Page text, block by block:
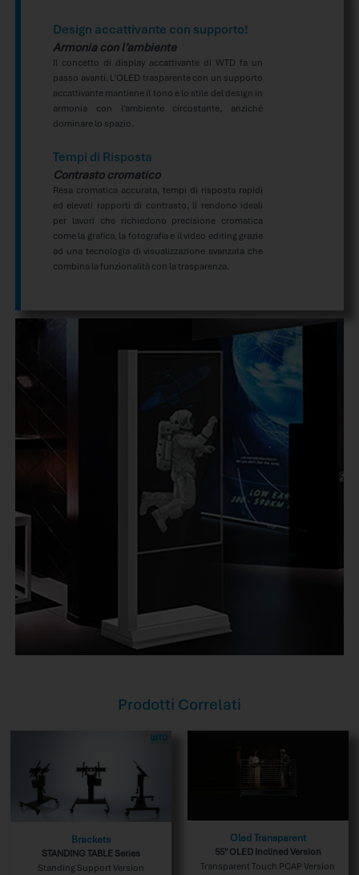
Design accattivante con supporto!
Armonia con l’ambiente
Il concetto di display accattivante di WTD fa un
passo avanti. L’OLED trasparente con un supporto
accattivante mantiene il tono e lo stile del design in
armonia con l’ambiente circostante, anziché
dominare lo spazio.
Tempi di Risposta
Contrasto cromatico
Resa cromatica accurata, tempi di risposta rapidi
ed elevati rapporti di contrasto, li rendono ideali
per lavori che richiedono precisione cromatica
come la grafica, la fotografia e il video editing grazie
ad una tecnologia di visualizzazione avanzata che
combina la funzionalità con la trasparenza.
Prodotti Correlati
Brackets
STANDING TABLE Series
Standing Support Version
Oled Transparent
55" OLED Inclined Version
Transparent Touch PCAP Version